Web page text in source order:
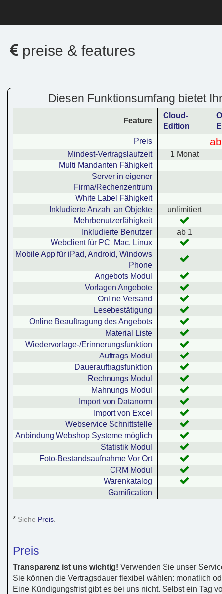
preise & features
Diesen Funktionsumfang bietet
Feature
Cloud-
Edition
Preis
Mindest-Vertragslaufzeit
1 Monat
Multi Mandanten Fähigkeit
Server in eigener
Firma/Rechenzentrum
White Label Fähigkeit
Inkludierte Anzahl an Objekte
unlimitiert
Mehrbenutzerfähigkeit
Inkludierte Benutzer
ab 1
Webclient für PC, Mac, Linux
Mobile App für iPad, Android, Windows
Phone
Angebots Modul
Vorlagen Angebote
Online Versand
Lesebestätigung
Online Beauftragung des Angebots
Material Liste
Wiedervorlage-/Erinnerungsfunktion
Auftrags Modul
Dauerauftragsfunktion
Rechnungs Modul
Mahnungs Modul
Import von Datanorm
Import von Excel
Webservice Schnittstelle
Anbindung Webshop Systeme möglich
Statistik Modul
Foto-Bestandsaufnahme Vor Ort
CRM Modul
Warenkatalog
Gamification
* Siehe Preis.
Preis
Transparenz ist uns wichtig! Verwenden Sie unser
Sie können die Vertragsdauer flexibel wählen: monatlich
Eine Kündigungsfrist gibt es bei uns nicht. Selbst ein Tag